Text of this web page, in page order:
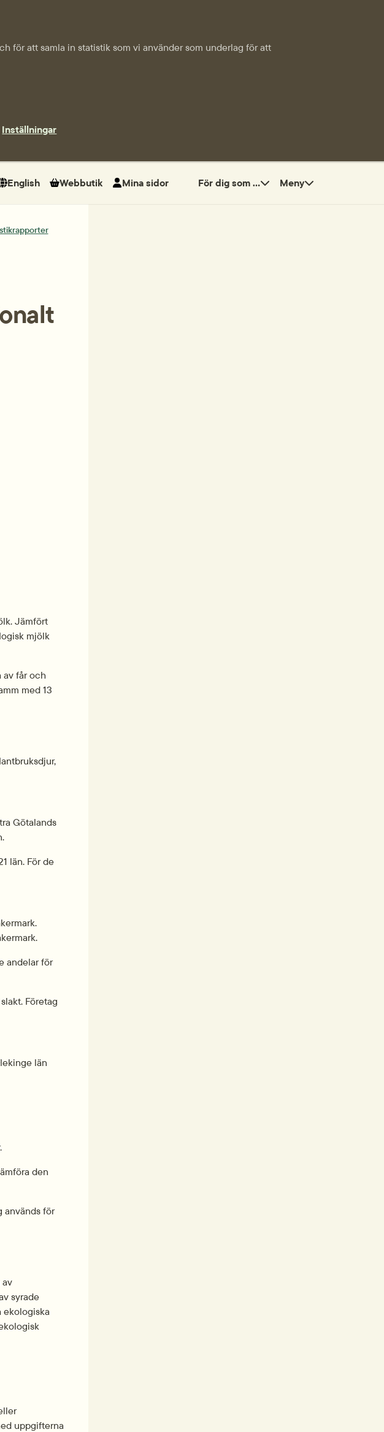
för att samla in statistik som vi använder som underlag för att
Inställningar
English Webbutik Mina sidor För dig som ... Meny
Jämfört
mjölk
av får och
med 13
Götalands
län. För de
andelar för
Företag
län
den
används för
syrade
ekologiska
uppgifterna